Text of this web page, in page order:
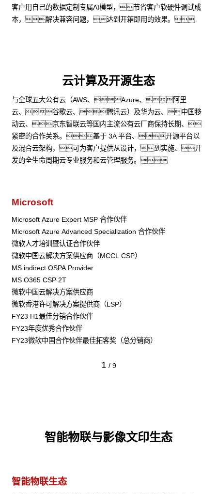
客户用自己的数据定制专属AI模型，节省客户软硬件调试成
本，解决兼容问题，达到开箱即用的效果。
云计算及开源生态
与全球五大公有云（AWS、Azure、阿里
云、谷歌云、腾讯云）及华为云、中国移
动云、京东智联云等国内主流公有云厂商保持长期、
紧密的合作关系。基于 3A 平台、开源平台以
及混合云架构，可为客户提供从设计，到实施、开
发的全生命周期云专业服务和云管理服务。
Microsoft
Microsoft Azure Expert MSP 合作伙伴
Microsoft Azure Advanced Specialization 合作伙伴
微软人才培训暨认证合作伙伴
微软中国云解决方案供应商（MCCL CSP）
MS indirect OSPA Provider
MS O365 CSP 2T
微软中国云解决方案供应商
微软香港许可解决方案提供商（LSP）
FY23 H1最佳分销合作伙伴
FY23年度优秀合作伙伴
FY23微软中国合作伙伴最佳拓客奖（总分销商）
1 / 9
智能物联与影像文印生态
智能物联生态